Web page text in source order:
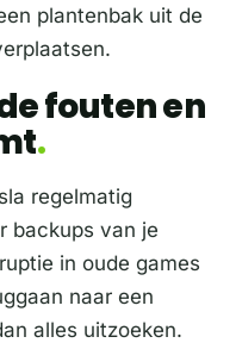
plantenbak uit de
fouten en
regelmatig
backups van je
in oude games
naar een
alles uitzoeken.